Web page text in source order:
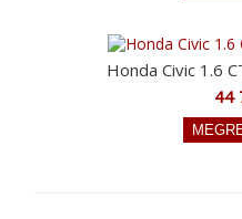
Honda Civic 1.6
44